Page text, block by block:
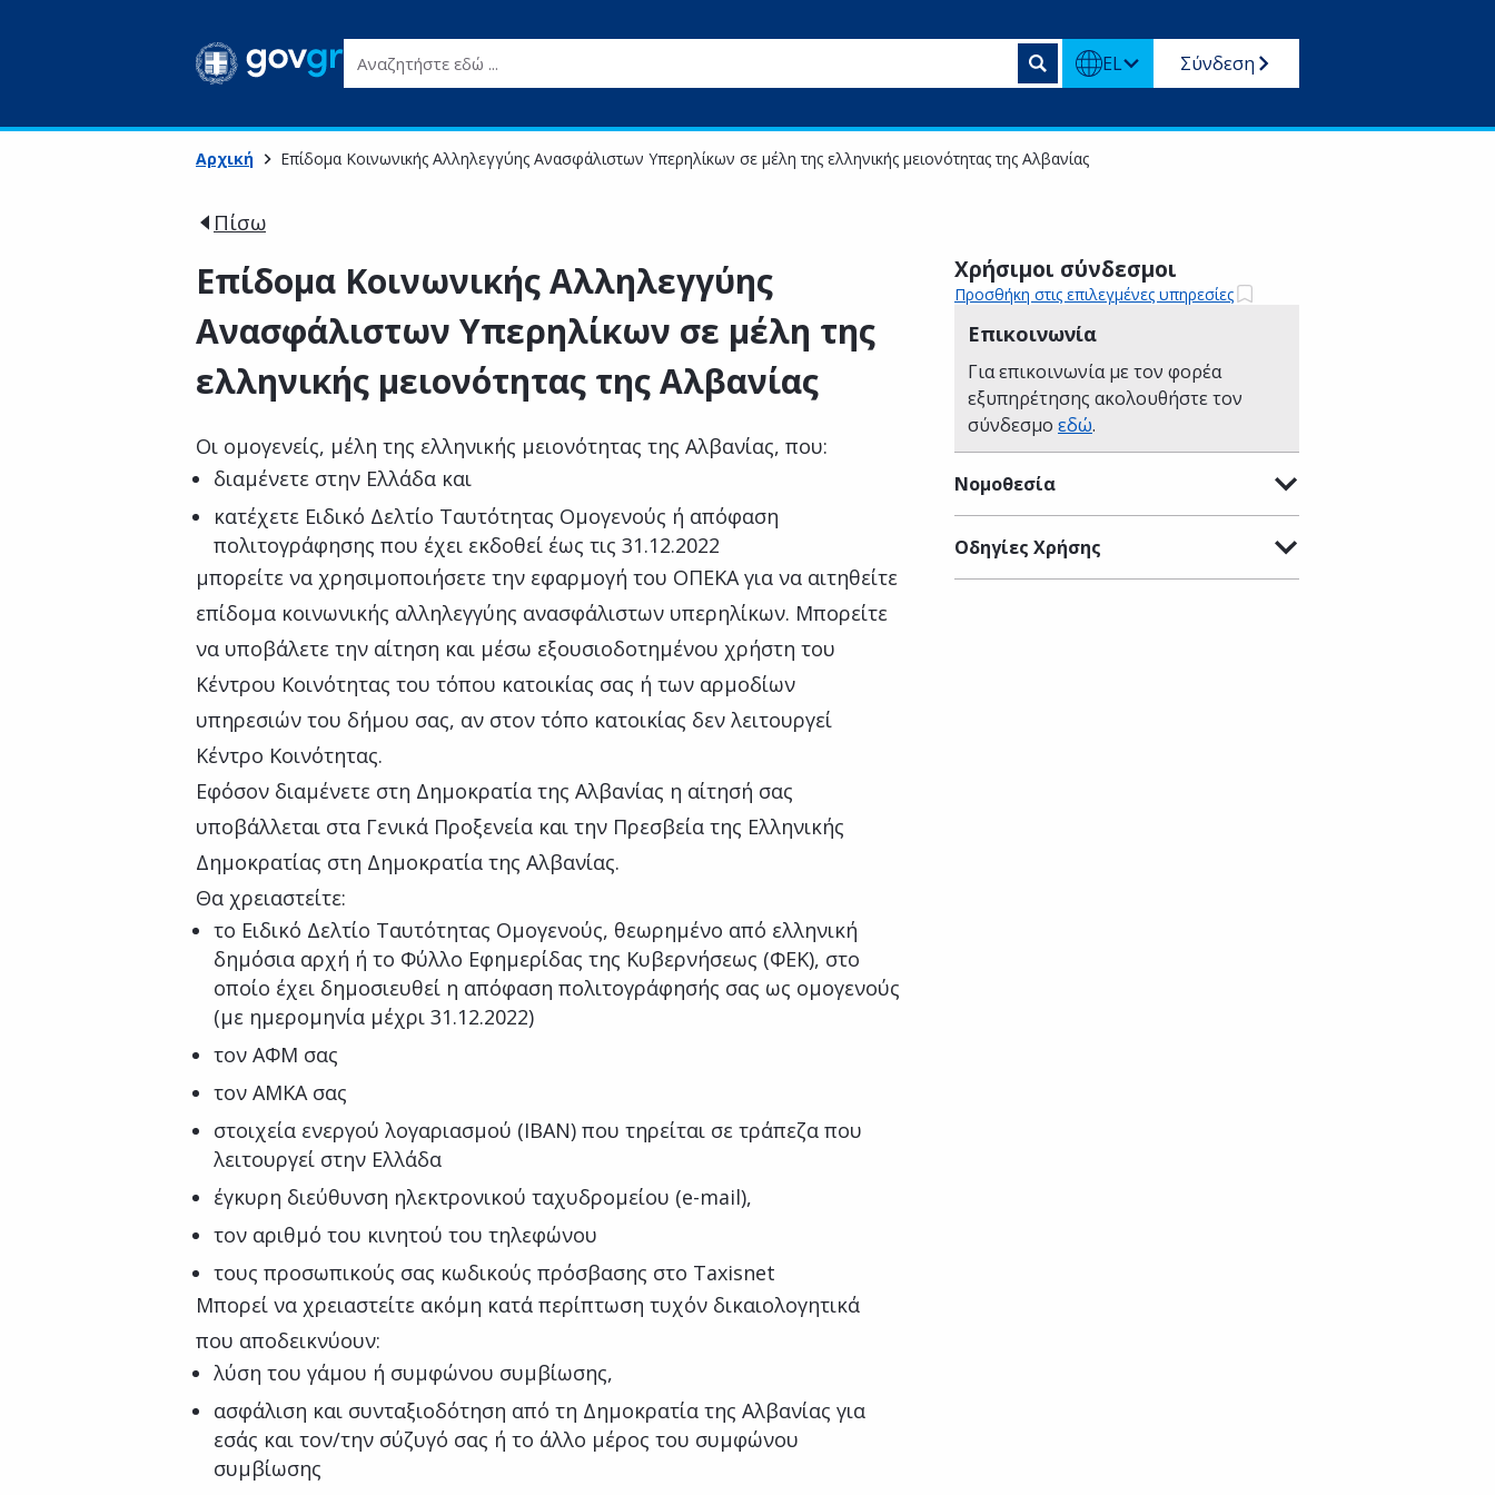
Αναζητήστε εδώ ... EL Σύνδεση
Αρχική Επίδομα Κοινωνικής Αλληλεγγύης Ανασφάλιστων Υπερηλίκων σε μέλη της ελληνικής μειονότητας της Αλβανίας
Πίσω
Επίδομα Κοινωνικής Αλληλεγγύης
Ανασφάλιστων Υπερηλίκων σε μέλη της
ελληνικής μειονότητας της Αλβανίας
Οι ομογενείς, μέλη της ελληνικής μειονότητας της Αλβανίας, που:
διαμένετε στην Ελλάδα και
κατέχετε Ειδικό Δελτίο Ταυτότητας Ομογενούς ή απόφαση
πολιτογράφησης που έχει εκδοθεί έως τις 31.12.2022
μπορείτε να χρησιμοποιήσετε την εφαρμογή του ΟΠΕΚΑ για να αιτηθείτε
επίδομα κοινωνικής αλληλεγγύης ανασφάλιστων υπερηλίκων. Μπορείτε
να υποβάλετε την αίτηση και μέσω εξουσιοδοτημένου χρήστη του
Κέντρου Κοινότητας του τόπου κατοικίας σας ή των αρμοδίων
υπηρεσιών του δήμου σας, αν στον τόπο κατοικίας δεν λειτουργεί
Κέντρο Κοινότητας.
Εφόσον διαμένετε στη Δημοκρατία της Αλβανίας η αίτησή σας
υποβάλλεται στα Γενικά Προξενεία και την Πρεσβεία της Ελληνικής
Δημοκρατίας στη Δημοκρατία της Αλβανίας.
Θα χρειαστείτε:
το Ειδικό Δελτίο Ταυτότητας Ομογενούς, θεωρημένο από ελληνική
δημόσια αρχή ή το Φύλλο Εφημερίδας της Κυβερνήσεως (ΦΕΚ), στο
οποίο έχει δημοσιευθεί η απόφαση πολιτογράφησής σας ως ομογενούς
(με ημερομηνία μέχρι 31.12.2022)
τον ΑΦΜ σας
τον ΑΜΚΑ σας
στοιχεία ενεργού λογαριασμού (ΙΒΑΝ) που τηρείται σε τράπεζα που
λειτουργεί στην Ελλάδα
έγκυρη διεύθυνση ηλεκτρονικού ταχυδρομείου (e-mail),
τον αριθμό του κινητού του τηλεφώνου
τους προσωπικούς σας κωδικούς πρόσβασης στο Taxisnet
Μπορεί να χρειαστείτε ακόμη κατά περίπτωση τυχόν δικαιολογητικά
που αποδεικνύουν:
λύση του γάμου ή συμφώνου συμβίωσης,
ασφάλιση και συνταξιοδότηση από τη Δημοκρατία της Αλβανίας για
εσάς και τον/την σύζυγό σας ή το άλλο μέρος του συμφώνου
συμβίωσης
Χρήσιμοι σύνδεσμοι
Προσθήκη στις επιλεγμένες υπηρεσίες
Επικοινωνία
Για επικοινωνία με τον φορέα
εξυπηρέτησης ακολουθήστε τον
σύνδεσμο εδώ.
Νομοθεσία
Οδηγίες Χρήσης